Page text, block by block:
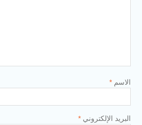
الاسم *
البريد الإلكتروني *